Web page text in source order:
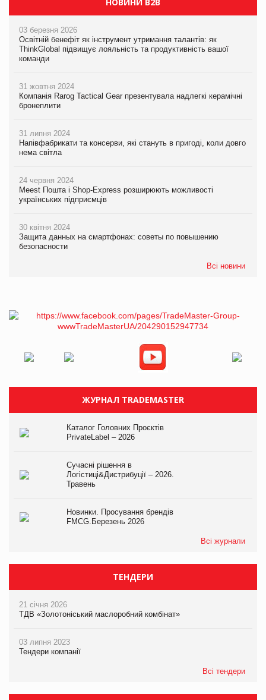
03 березня 2026
Освітній бенефіт як інструмент утримання талантів: як
ThinkGlobal підвищує лояльність та продуктивність вашої
команди
31 жовтня 2024
Компанія Rarog Tactical Gear презентувала надлегкі керамічні
бронеплити
31 липня 2024
Напівфабрикати та консерви, які стануть в пригоді, коли довго
нема світла
24 червня 2024
Meest Пошта і Shop-Express розширюють можливості
українських підприємців
30 квітня 2024
Защита данных на смартфонах: советы по повышению
безопасности
Всі новини
ЖУРНАЛ TRADEMASTER
Каталог Головних Проєктів
PrivateLabel – 2026
Сучасні рішення в
Логістиці&Дистрибуції – 2026.
Травень
Новинки. Просування брендів
FMCG.Березень 2026
Всі журнали
ТЕНДЕРИ
21 січня 2026
ТДВ «Золотоніський маслоробний комбінат»
03 липня 2023
Тендери компанії
Всі тендери